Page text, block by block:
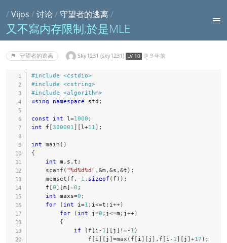
/Vijos /讨论 /守望者的逃离/
又不寫内存限制,於是MLE
守望者的逃离 Sky1231 (sky1231) LV 10 @9 年前
#include <cstdio>
#include <cstring>
#include <algorithm>
using
namespace std ;
const int l=1000 ;
int f [300001] [l+11] ;
int main ( )
{
int m , s , t ;
scanf ( "%d%d%d" , &m , &s , &t ) ;
memset ( f , - 1 , sizeof ( f ) ) ;
    f
[0] [m]=0 ;
int maxs=0 ;
for
( int i=1 ; i<=t ; i++)
for
( int j=0 ; j<=m ; j++)
{
if
( f [ i - 1] [ j ] !=- 1 )
                f
[ i] [ j ]=max ( f [ i] [ j ] , f [ i - 1] [ j ]+17 ) ;